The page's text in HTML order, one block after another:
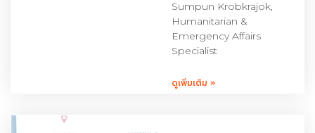
Sumpun Krobkrajok,
Humanitarian &
Emergency Affairs
Specialist
ดูเพิ่มเติม »